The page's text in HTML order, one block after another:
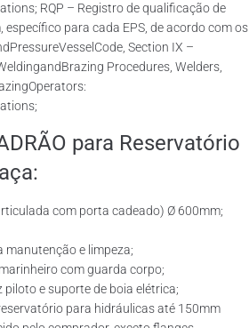
RQP – Registro de qualificação de
específico para cada EPS, de acordo com os
Section IX –
Procedures, Welders,
para Reservatório
com porta cadeado) Ø 600mm;
manutenção e limpeza;
com guarda corpo;
piloto e suporte de boia elétrica;
para hidráulicas até 150mm